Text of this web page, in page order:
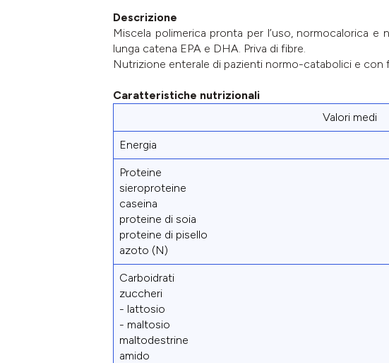
Descrizione
Miscela polimerica pronta per l’uso, normocalorica
lunga catena EPA e DHA. Priva di fibre.
Nutrizione enterale di pazienti normo-catabolici e
Caratteristiche nutrizionali
Valori medi
Energia
Proteine
sieroproteine
caseina
proteine di soia
proteine di pisello
azoto (N)
Carboidrati
zuccheri
- lattosio
- maltosio
maltodestrine
amido